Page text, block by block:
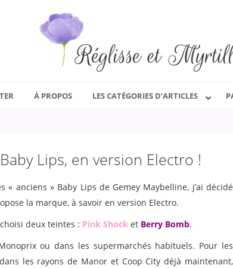
À PROPOS LES CATÉGORIES D’ARTICLES
Lips, en version Electro !
anciens » Baby Lips de Gemey Maybelline, j’ai décidé
la marque, à savoir en version Electro.
deux teintes : Pink Shock et Berry Bomb.
ou dans les supermarchés habituels. Pour les
les rayons de Manor et Coop City déjà maintenant,